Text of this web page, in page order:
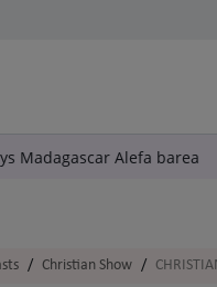
pays Madagascar Alefa
Christian Show